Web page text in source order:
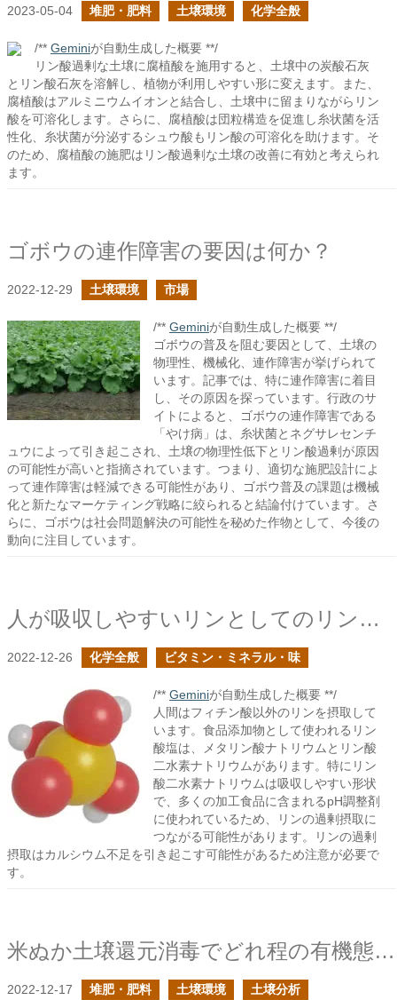
2023-05-04 堆肥・肥料 土壌環境 化学全般
/** Geminiが自動生成した概要 **/
リン酸過剰な土壌に腐植酸を施用すると、土壌中の炭酸石灰
とリン酸石灰を溶解し、植物が利用しやすい形に変えます。また、
腐植酸はアルミニウムイオンと結合し、土壌中に留まりながらリン
酸を可溶化します。さらに、腐植酸は団粒構造を促進し糸状菌を活
性化、糸状菌が分泌するシュウ酸もリン酸の可溶化を助けます。そ
のため、腐植酸の施肥はリン酸過剰な土壌の改善に有効と考えられ
ます。
ゴボウの連作障害の要因は何か？
2022-12-29 土壌環境 市場
/** Geminiが自動生成した概要 **/
ゴボウの普及を阻む要因として、土壌の
物理性、機械化、連作障害が挙げられて
います。記事では、特に連作障害に着目
し、その原因を探っています。行政のサ
イトによると、ゴボウの連作障害である
「やけ病」は、糸状菌とネグサレセンチ
ュウによって引き起こされ、土壌の物理性低下とリン酸過剰が原因
の可能性が高いと指摘されています。つまり、適切な施肥設計によ
って連作障害は軽減できる可能性があり、ゴボウ普及の課題は機械
化と新たなマーケティング戦略に絞られると結論付けています。さ
らに、ゴボウは社会問題解決の可能性を秘めた作物として、今後の
動向に注目しています。
人が吸収しやすいリンとしてのリン酸塩
2022-12-26 化学全般 ビタミン・ミネラル・味
/** Geminiが自動生成した概要 **/
人間はフィチン酸以外のリンを摂取して
います。食品添加物として使われるリン
酸塩は、メタリン酸ナトリウムとリン酸
二水素ナトリウムがあります。特にリン
酸二水素ナトリウムは吸収しやすい形状
で、多くの加工食品に含まれるpH調整剤
に使われているため、リンの過剰摂取に
つながる可能性があります。リンの過剰
摂取はカルシウム不足を引き起こす可能性があるため注意が必要で
す。
米ぬか土壌還元消毒でどれ程の有機態リン酸が投入されるか？
2022-12-17 堆肥・肥料 土壌環境 土壌分析